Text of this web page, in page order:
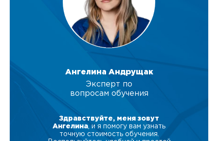
Ангелина Андрущак
Эксперт по
вопросам обучения
Здравствуйте, меня зовут
Ангелина , и я помогу вам узнать
точную стоимость обучения.